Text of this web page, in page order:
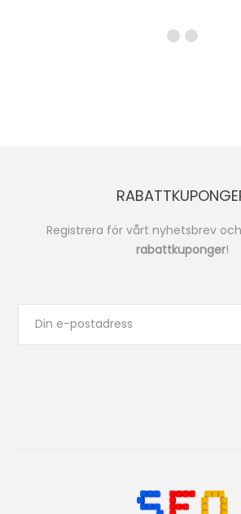
Registrera för vårt nyhetsbrev
rabattkuponger!